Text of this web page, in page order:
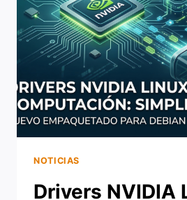
DE
CONFIANZA
ENTRE
LA
EMPRESA
Y
SU
COMUNIDAD
NOTICIAS
Drivers NVIDIA